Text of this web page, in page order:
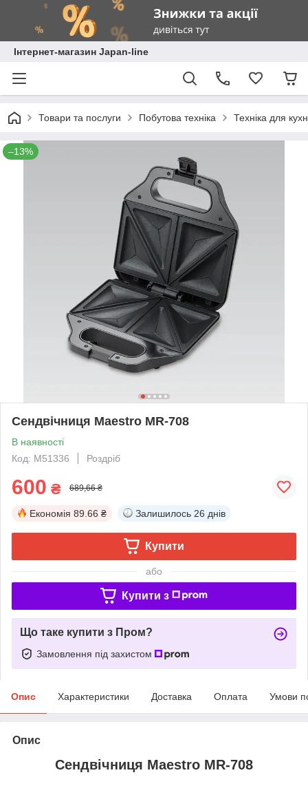
Інтернет-магазин Japan-line
Товари та послуги Побутова техніка Техніка для
–13%
Сендвічниця Maestro MR-708
В наявності
Код: М51336
Роздріб
600 ₴ 689,66 ₴
Економія 89.66 ₴ Залишилось 26 днів
Купити
або
Купити з
Що таке купити з Пром?
Замовлення під захистом
Опис Характеристики Доставка Оплата Умови
Опис
Сендвічниця Maestro MR-708